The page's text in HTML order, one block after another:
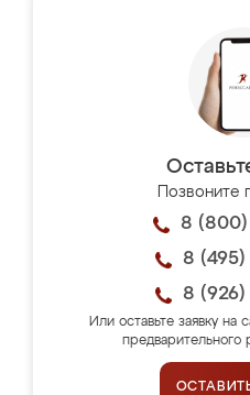
Позвоните
8 (800)
8 (495)
8 (926)
Или оставьте заявку на
предварительного